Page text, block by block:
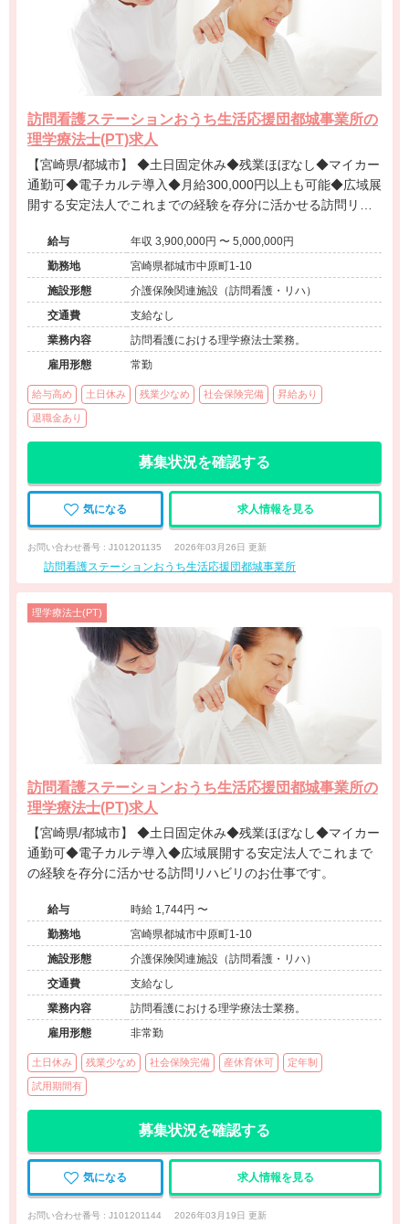
訪問看護ステーションおうち生活応援団都城事業所の
理学療法士(PT)求人
【宮崎県/都城市】 ◆土日固定休み◆残業ほぼなし◆マイカー
通勤可◆電子カルテ導入◆月給300,000円以上も可能◆広域展
開する安定法人でこれまでの経験を存分に活かせる訪問リハ
給与
年収 3,900,000円 〜 5,000,000円
勤務地
宮崎県都城市中原町1-10
施設形態
介護保険関連施設（訪問看護・リハ）
交通費
支給なし
業務内容
訪問看護における理学療法士業務。
雇用形態
常勤
給与高め 土日休み 残業少なめ 社会保険完備 昇給あり
退職金あり
募集状況を確認する
気になる 求人情報を見る
お問い合わせ番号 : J101201135 2026年03月26日 更新
訪問看護ステーションおうち生活応援団都城事業所
理学療法士(PT)
訪問看護ステーションおうち生活応援団都城事業所の
理学療法士(PT)求人
【宮崎県/都城市】 ◆土日固定休み◆残業ほぼなし◆マイカー
通勤可◆電子カルテ導入◆広域展開する安定法人でこれまで
の経験を存分に活かせる訪問リハビリのお仕事です。
給与
時給 1,744円 〜
勤務地
宮崎県都城市中原町1-10
施設形態
介護保険関連施設（訪問看護・リハ）
交通費
支給なし
業務内容
訪問看護における理学療法士業務。
雇用形態
非常勤
土日休み 残業少なめ 社会保険完備 産休育休可 定年制
試用期間有
募集状況を確認する
気になる 求人情報を見る
お問い合わせ番号 : J101201144 2026年03月19日 更新